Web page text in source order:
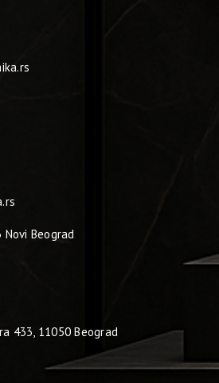
Novi Beograd
433, 11050 Beograd